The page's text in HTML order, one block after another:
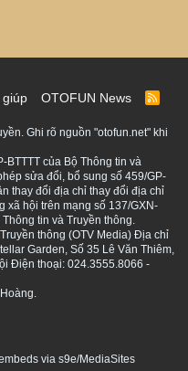
OTOFUN News
R
S
Ghi rõ nguồn "otofun.net" khi
BTTTT của Bộ Thông tin và
sửa đổi, bổ sung số 459/GP-
thay đổi địa chỉ thay đổi địa chỉ
xã hội trên mạng số 137/GXN-
tin và Truyền thông.
thông (OTV Media) Địa chỉ
Garden, Số 35 Lê Văn Thiêm,
Điện thoại: 024.3555.8066 -
via s9e/MediaSites